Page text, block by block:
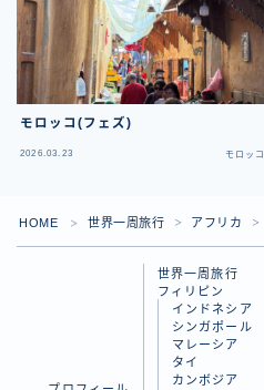
モロッコ(フェズ)
2026.03.23 モロッコ
HOME ＞ 世界一周旅行 ＞ アフリカ ＞
世界一周旅行
フィリピン
インドネシア
シンガポール
マレーシア
タイ
カンボジア